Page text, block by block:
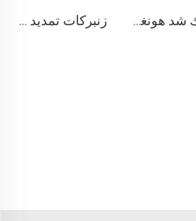
زنبرك شد هونغشينغ مع تصميم السلك المصنوع من الفولاذ المقاوم للصدأ زنبركات تمديد صغيرة مزدوجة الخطاف حلزونية من المعدن من مصنع معتمد حسب معيار ISO